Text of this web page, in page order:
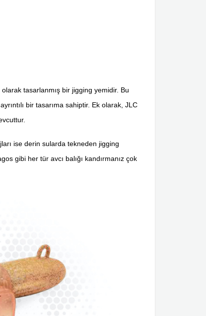
tasarlanmış bir jigging yemidir. Bu
bir tasarıma sahiptir. Ek olarak, JLC
ise derin sularda tekneden jigging
gibi her tür avcı balığı kandırmanız çok